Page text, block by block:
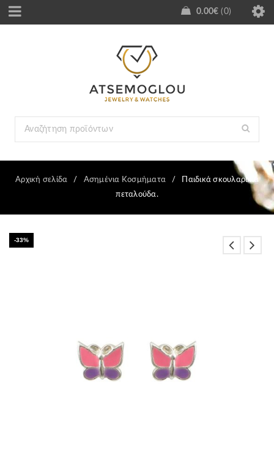
0.00€ 0
Αρχική σελίδα / Ασημένια Κοσμήματα /
Παιδικά σκουλαρίκια
πεταλούδα.
-33%